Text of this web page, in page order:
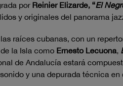
por Reinier Elizarde, “El
y originales del panorama
raíces cubanas, con un
la Isla como Ernesto Lecuona,
de Andalucía estará
y una depurada técnica en